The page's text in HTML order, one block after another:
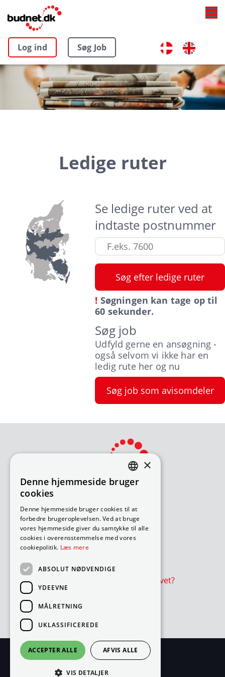
Log ind Søg Job
Ledige ruter
Se ledige ruter ved at
indtaste postnummer
! Søgningen kan tage op til
60 sekunder.
Søg job
Udfyld gerne en ansøgning -
også selvom vi ikke har en
ledig rute her og nu
Bliv avisomdeler
Sådan søger du job
Ledige ruter – under 18 år
Ledige ruter – over 18 år
Værd at vide
Er avisen eller reklamer udeblevet?
Cookie- og privatlivspolitik
DANISH
×
Denne hjemmeside bruger
cookies
Denne hjemmeside bruger cookies til at
forbedre brugeroplevelsen. Ved at bruge
vores hjemmeside giver du samtykke til alle
cookies i overensstemmelse med vores
cookiepolitik. Læs mere
ABSOLUT NØDVENDIGE
YDEEVNE
MÅLRETNING
UKLASSIFICEREDE
ACCEPTER ALLE AFVIS ALLE
VIS DETALJER